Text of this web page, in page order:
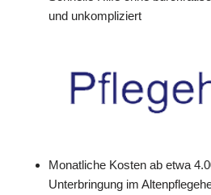
und unkompliziert
Monatliche Kosten ab etwa
Unterbringung im